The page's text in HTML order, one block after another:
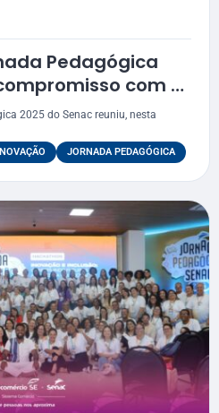
Pedagógica
com a
2025 do Senac reuniu, nesta
INOVAÇÃO JORNADA PEDAGÓGICA